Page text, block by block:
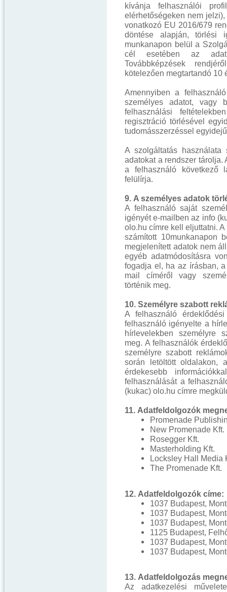
kívánja felhasználói
elérhetőségeken nem
vonatkozó EU 2016/679
döntése alapján, törlési
munkanapon belül a
cél esetében az
Továbbképzések
kötelezően megtartandó 10
Amennyiben a
személyes adatot, vagy
felhasználási
regisztráció törlésével
tudomásszerzéssel
A szolgáltatás
adatokat a rendszer tárolja.
a felhasználó következő
felülírja.
9. A személyes adatok
A felhasználó saját
igényét e-mailben az info
olo.hu címre kell eljuttatni.
számított 10munkanapon
megjelenített adatok nem
egyéb adatmódosításra
fogadja el, ha az írásban,
mail címéről vagy
történik meg.
10. Személyre szabott
A felhasználó
felhasználó igényelte a
hírlevelekben személyre
meg. A felhasználók
személyre szabott
során letöltött oldalakon,
érdekesebb
felhasználását a
(kukac) olo.hu címre
11. Adatfeldolgozók
Promenade
New Promenade Kft.
Rosegger Kft.
Masterholding Kft.
Locksley Hall Media
The Promenade Kft.
12. Adatfeldolgozók
1037 Budapest,
1037 Budapest,
1037 Budapest,
1125 Budapest,
1037 Budapest,
1037 Budapest,
13. Adatfeldolgozás
Az adatkezelési